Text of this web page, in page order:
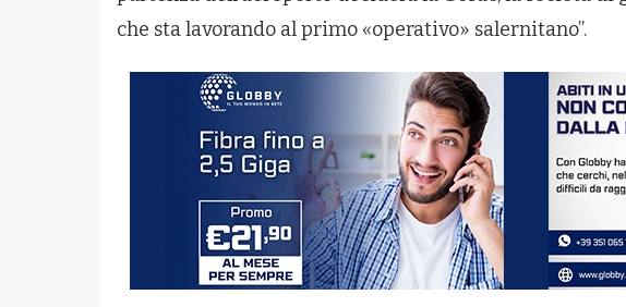
che sta lavorando al primo «operativo» salernitano”.